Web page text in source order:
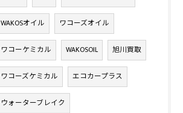
WAKOSオイル ワコーズオイル
ワコーケミカル WAKOSOIL 旭川買取
ワコーズケミカル エコカープラス
ウォーターブレイク